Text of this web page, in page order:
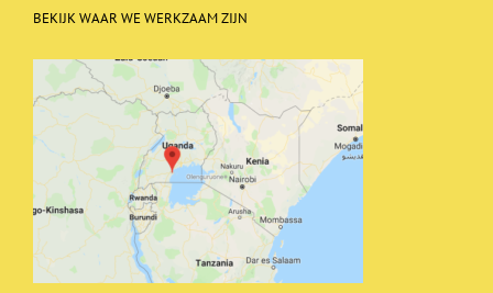
BEKIJK WAAR WE WERKZAAM ZIJN